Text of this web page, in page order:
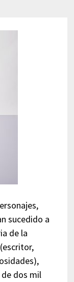
sucedido a
de la
(escritor,
dos mil